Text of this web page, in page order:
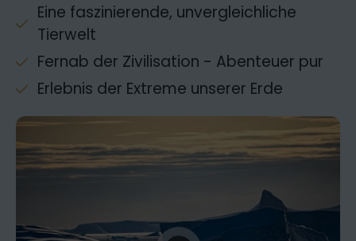
Eine faszinierende, unvergleichliche
Tierwelt
Fernab der Zivilisation - Abenteuer pur
Erlebnis der Extreme unserer Erde